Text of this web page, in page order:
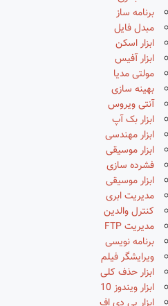
برنامه ساز
مبدل فایل
ابزار اسکن
ابزار آفیس
مولتی مدیا
بهینه سازی
آنتی ویروس
ابزار بک آپ
ابزار مهندسی
ابزار موسیقی
فشرده سازی
ابزار موسیقی
مدیریت ابری
کنترل والدین
مدیریت FTP
برنامه نویسی
ویرایشگر فیلم
ابزار حذف کلی
ابزار ویندوز 10